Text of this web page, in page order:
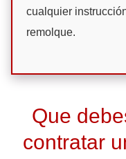
cualquier
remolque.
Que
contratar